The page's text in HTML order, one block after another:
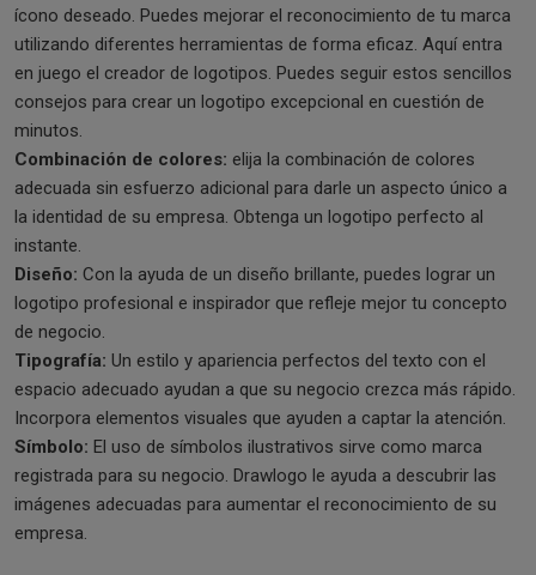
ícono deseado. Puedes mejorar el reconocimiento de tu marca
utilizando diferentes herramientas de forma eficaz. Aquí entra
en juego el creador de logotipos. Puedes seguir estos sencillos
consejos para crear un logotipo excepcional en cuestión de
minutos.
Combinación de colores: elija la combinación de colores
adecuada sin esfuerzo adicional para darle un aspecto único a
la identidad de su empresa. Obtenga un logotipo perfecto al
instante.
Diseño: Con la ayuda de un diseño brillante, puedes lograr un
logotipo profesional e inspirador que refleje mejor tu concepto
de negocio.
Tipografía: Un estilo y apariencia perfectos del texto con el
espacio adecuado ayudan a que su negocio crezca más rápido.
Incorpora elementos visuales que ayuden a captar la atención.
Símbolo: El uso de símbolos ilustrativos sirve como marca
registrada para su negocio. Drawlogo le ayuda a descubrir las
imágenes adecuadas para aumentar el reconocimiento de su
empresa.